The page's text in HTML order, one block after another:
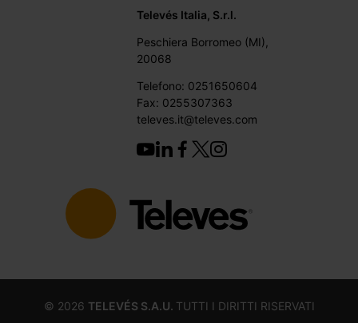
Televés Italia, S.r.l.
Peschiera Borromeo (MI),
20068
Telefono: 0251650604
Fax: 0255307363
televes.it@televes.com
© 2026 TELEVÉS S.A.U. TUTTI I DIRITTI RISERVATI